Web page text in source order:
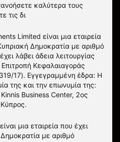
καλύτερα τους
τις δι
Limited είναι μια εταιρεία
Δημοκρατία με αριθμό
λάβει άδεια λειτουργίας
Κεφαλαιαγοράς
17). Εγγεγραμμένη έδρα: Η
της και την επωνυμία της:
Business Center, 2ος
μια εταιρεία που έχει
με αριθμό